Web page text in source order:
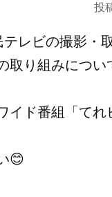
投
レビの撮影・
取り組みについ
イド番組「てれ
😊